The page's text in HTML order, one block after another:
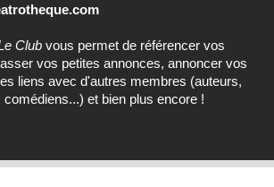
Club vous permet de référencer vos
vos petites annonces, annoncer vos
liens avec d'autres membres (auteurs,
et bien plus encore !